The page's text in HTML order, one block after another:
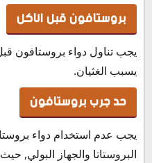
بروستافون قبل الاكل
يجب تناول دواء بروستافون
يسبب الغثيان.
حد جرب بروستافون
يجب عدم استخدام دواء
البروستاتا والجهاز البولي,